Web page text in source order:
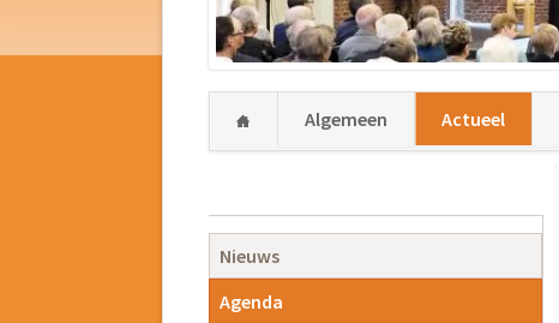
NavigatieAlgemeen Actueel
Navigatie
overslaan
Nieuws
Agenda